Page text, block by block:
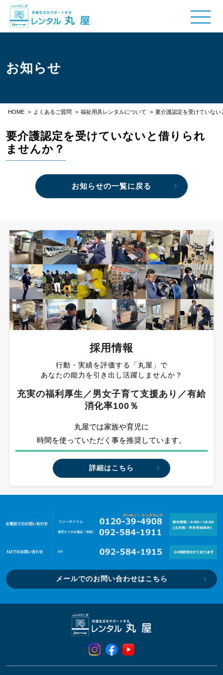
お知らせ
HOME > よくあるご質問 > 福祉用具レンタルについて > 要介護認定を受けていな
要介護認定を受けていないと借りられ
ませんか？
お知らせの一覧に戻る
採用情報
行動・実績を評価する「丸屋」で
あなたの能力を引き出し活躍しませんか？
充実の福利厚生／男女子育て支援あり／有給
消化率100％
丸屋では家族や育児に
時間を使っていただく事を推奨しています。
詳細はこちら
メールでのお問い合わせはこちら